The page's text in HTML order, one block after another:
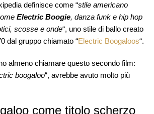
definisce come “stile americano
Electric Boogie, danza funk e hip hop
scosse e onde“, uno stile di ballo creato
dal gruppo chiamato “Electric Boogaloos“.
almeno chiamare questo secondo film:
boogaloo“, avrebbe avuto molto più
come titolo scherzo